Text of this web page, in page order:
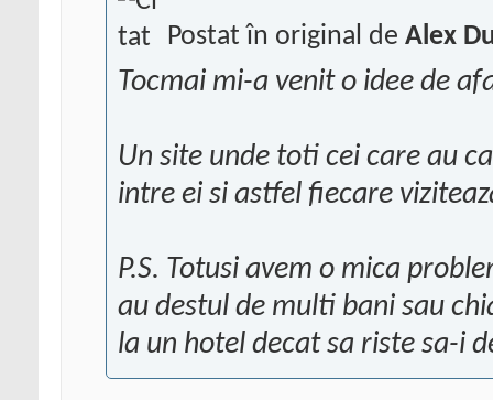
Postat în original de Alex
Tocmai mi-a venit o idee de
Un site unde toti cei care au
intre ei si astfel fiecare
P.S. Totusi avem o mica
au destul de multi bani sau
la un hotel decat sa riste sa-i